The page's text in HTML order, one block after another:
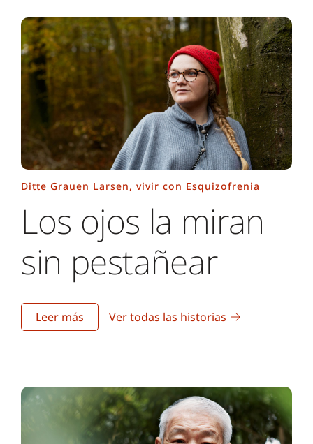
Ditte Grauen Larsen, vivir con Esquizofrenia
Los ojos la miran
sin pestañear
Leer más Ver todas las historias